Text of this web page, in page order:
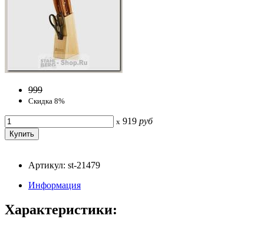
999
Скидка 8%
x 919 руб
Артикул: st-21479
Информация
Характеристики: